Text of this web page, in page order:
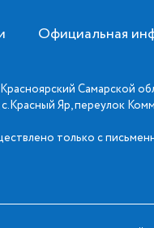
Официальная
Самарской
Яр, переулок
только с